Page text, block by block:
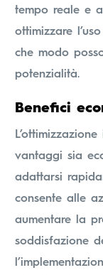
tempo reale e
ottimizzare
che modo
potenzialità.
Benefici
vantaggi sia
adattarsi
consente alle
aumentare la
soddisfazione